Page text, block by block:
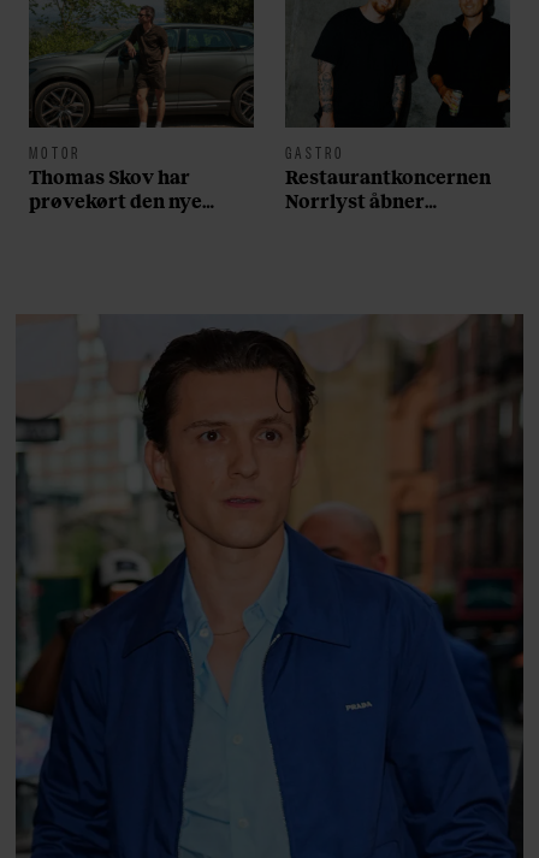
MOTOR
Thomas Skov har
prøvekørt den nye
GASTRO
Restaurantkoncernen
Norrlyst åbner